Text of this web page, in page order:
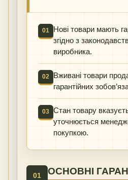
01
Нові товари мають
згідно з
виробника.
02
Вживані товари
гарантійних
03 Стан товару
уточнюється
покупкою.
01 ОСНОВНІ